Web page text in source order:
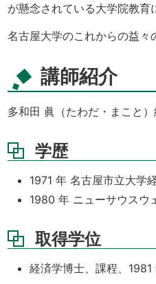
が懸念されている大学院教育
名古屋大学のこれからの益々
講師紹介
多和田 眞（たわだ・まこと
学歴
1971 年 名古屋市立大学
1980 年 ニューサウスウ
取得学位
経済学博士、課程、1981